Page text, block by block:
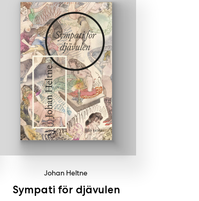
Sympati för djävulen
Johan Heltne